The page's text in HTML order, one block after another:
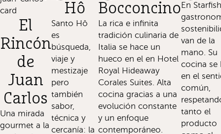
El
Rincón
de
Juan
Carlos
Una mirada
gourmet a la
Hô
Santo Hô
es
búsqueda,
viaje y
mestizaje
pero
también
sabor,
técnica y
cercanía: la
Bocconcino
La rica e infinita
tradición culinaria de
Italia se hace un
hueco en el en Hotel
Royal Hideaway
Corales Suites. Alta
cocina gracias a una
evolución constante
y un enfoque
contemporáneo.
En
van de la
mano. Su
cocina se
en el
común,
tanto el
producto